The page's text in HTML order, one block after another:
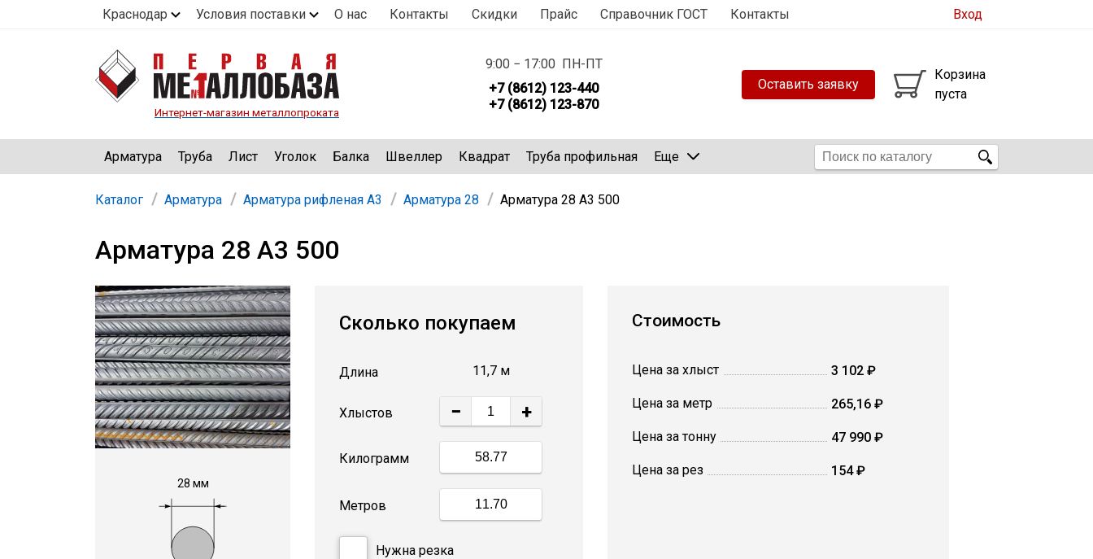
Краснодар Условия поставки О нас Контакты Скидки Прайс Справочник ГОСТ Контакты Вход
Интернет-магазин металлопроката
9:00 − 17:00 ПН-ПТ
+7 (8612) 123-440
+7 (8612) 123-870
Корзина
пуста
Оставить заявку
Арматура Труба Лист Уголок Балка Швеллер Квадрат Труба профильная Еще
Каталог Арматура Арматура рифленая А3 Арматура 28 Арматура 28 А3 500
Арматура 28 А3 500
28 мм
Сколько покупаем
Длина 11,7 м
Хлыстов − +
Килограмм
Метров
Нужна резка
Стоимость
Цена за хлыст 3 102 ₽
Цена за метр 265,16 ₽
Цена за тонну 47 990 ₽
Цена за рез 154 ₽